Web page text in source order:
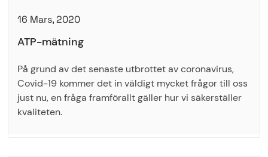
16 Mars, 2020
ATP-mätning
På grund av det senaste utbrottet av coronavirus,
Covid-19 kommer det in väldigt mycket frågor till oss
just nu, en fråga framförallt gäller hur vi säkerställer
kvaliteten.